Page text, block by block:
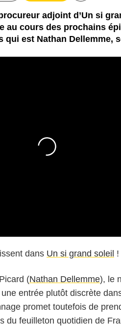
adjoint d’Un si
au cours des prochains
qui est Nathan Dellemme,
dans Un si grand soleil !
(Nathan Dellemme), le
entrée plutôt discrète
promet toutefois de
du feuilleton quotidien de